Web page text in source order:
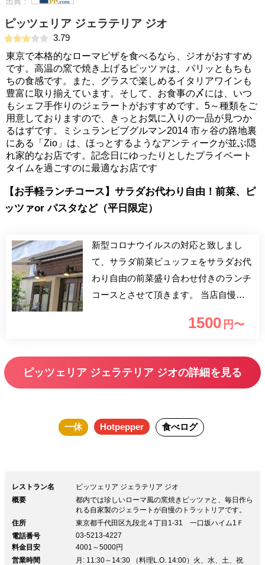
ピッツェリア ジェラテリア ジオ
3.79
東京で本格的なローマピザを食べるなら、ジオがおすすめ
です。高温の窯で焼き上げるピッツァは、パリッともちも
ちの食感です。また、グラスで楽しめるイタリアワインも
豊富に取り揃えています。そして、お食事の〆には、いつ
もシェフ手作りのジェラートがおすすめです。5～種類をご
用意しておりますので、きっとお気に入りの一品が見つか
るはずです。ミシュランビブグルマン2014 市ヶ谷の路地裏
にある「Zio」は、ほっとするようなアンティークが並ぶ隠
れ家的なお店です。記念日にゆったりとしたプライベート
タイムを過ごすのに最適なお店です
【お手軽ランチコース】サラダお代わり自由！前菜、ピ
ッツァor パスタなど（平日限定）
新型コロナウイルスの対応と致しまし
て、サラダ前菜ビュッフェをサラダお代
わり自由の前菜盛り合わせ付きのランチ
コースとさせて頂きます。 当店自慢の
タ、お飲み物までついたとてもお得なプ
り、平日でもごゆっくりランチを召し上
1500 円〜
ピッツェリア ジェラテリア ジオの詳細を見る
一休 Hotpepper 食べログ
レストラン名
ピッツェリア ジェラテリア ジオ
概要
都内では珍しいローマ風の窯焼きピッツァと、毎日作ら
れる自家製のジェラートが自慢のトラットリアです。
住所
東京都千代田区九段北４丁目1-31 一口坂ハイム1Ｆ
電話番号
03-5213-4227
料金目安
4001～5000円
営業時間
月: 11:30～14:30 （料理L.O. 14:00）火、水、土、祝